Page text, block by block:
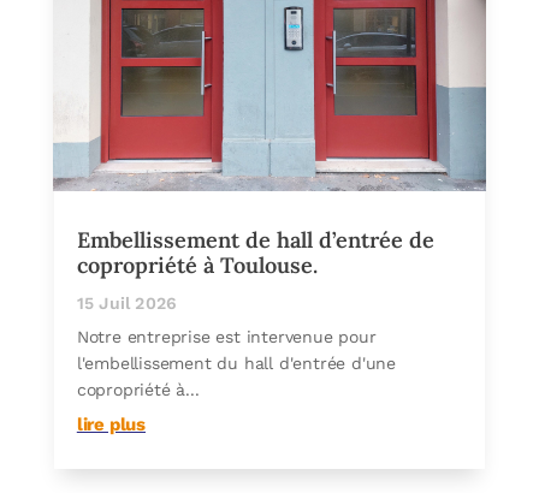
Embellissement de hall d’entrée de
copropriété à Toulouse.
15 Juil 2026
Notre entreprise est intervenue pour
l'embellissement du hall d'entrée d'une
copropriété à...
lire plus